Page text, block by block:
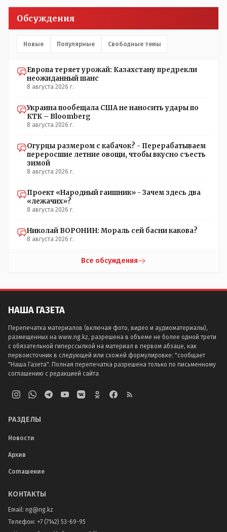
Обсуждения
Новые Популярные Свободные темы
Европа теряет урожай: Казахстану предрекли
неожиданный шанс
8 августа 2026 г.
Украина пообещала США не наносить удары по
КТК – Bloomberg
8 августа 2026 г.
Огурцы размером с кабачок? - Перерабатываем
переросшие летние овощи, чтобы вкусно съесть
зимой
8 августа 2026 г.
Проект «Народный гаишник» - Зачем здесь два
«лежачих»?
8 августа 2026 г.
Николай ВОРОНИН: Мораль сей басни какова?
8 августа 2026 г.
Все обсуждения
НАША ГАЗЕТА
Перепечатка материалов (включая фото, видео и аудиоматериалы),
размещенных на www.ng.kz, разрешена в объеме не более одной трети
с обязательной гиперссылкой на материал в первом абзаце, как
первоисточник в следующей или схожей формулировке: "сообщает
"Наша Газета". Полная перепечатка разрешена только по письменному
соглашению с редакцией сайта
РАЗДЕЛЫ
Новости
Архив
Соглашение
КОНТАКТЫ
Email: ng@ng.kz
Телефон: +7 (7142) 53-69-95